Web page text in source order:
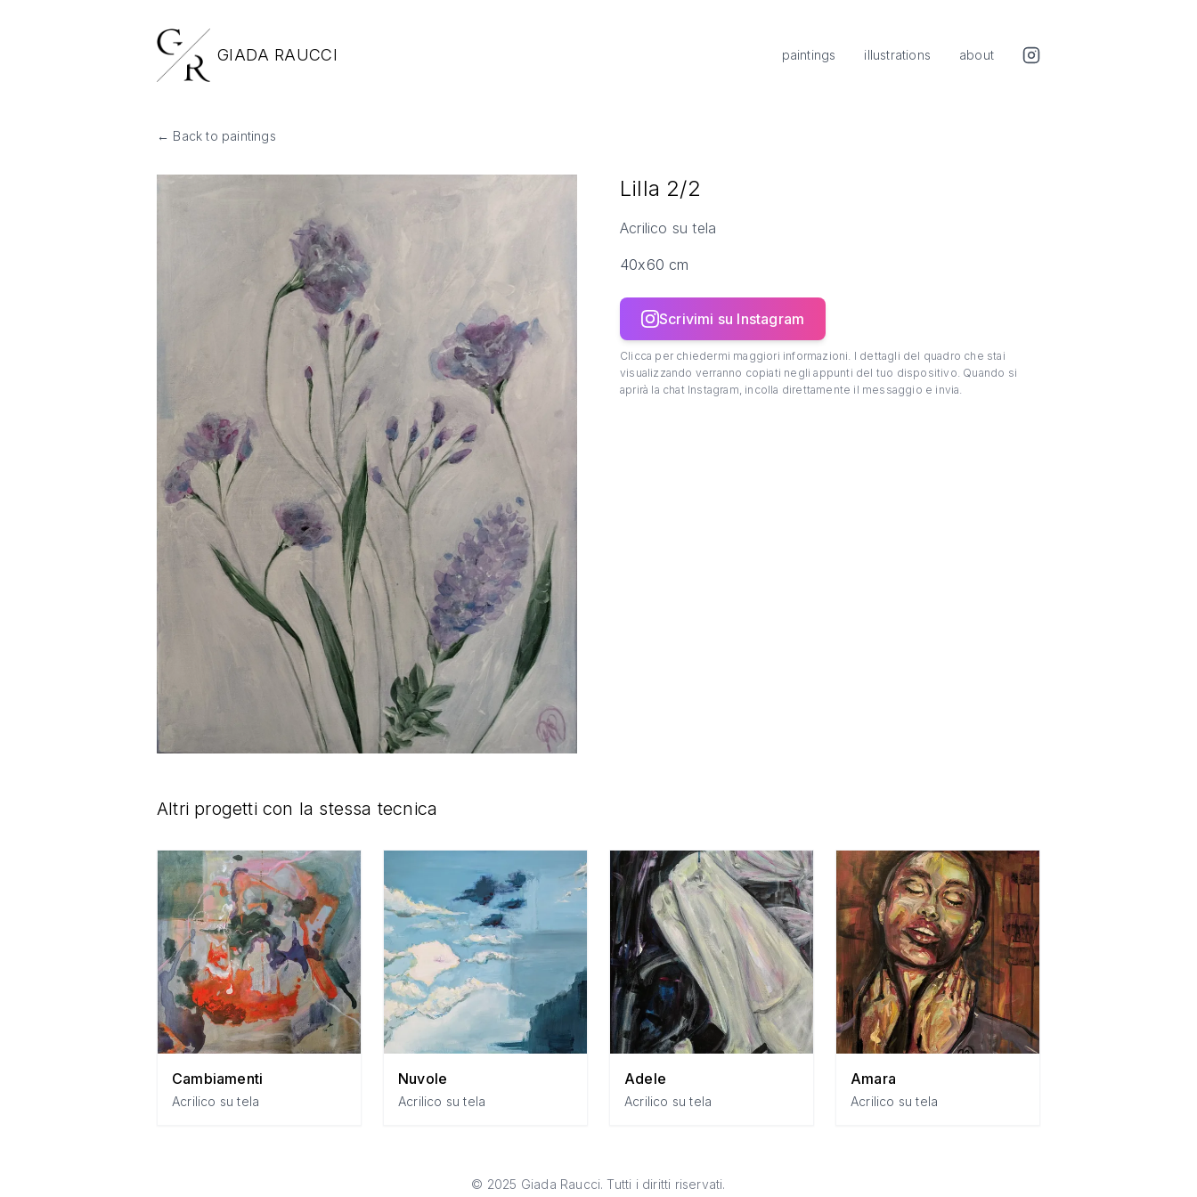
GIADA RAUCCI paintings illustrations about
← Back to paintings
Lilla 2/2
Acrilico su tela
40x60 cm
Scrivimi su Instagram
Clicca per chiedermi maggiori informazioni. I dettagli del quadro che stai
visualizzando verranno copiati negli appunti del tuo dispositivo. Quando si
aprirà la chat Instagram, incolla direttamente il messaggio e invia.
Altri progetti con la stessa tecnica
Cambiamenti
Acrilico su tela
Nuvole
Acrilico su tela
Adele
Acrilico su tela
Amara
Acrilico su tela
© 2025 Giada Raucci. Tutti i diritti riservati.